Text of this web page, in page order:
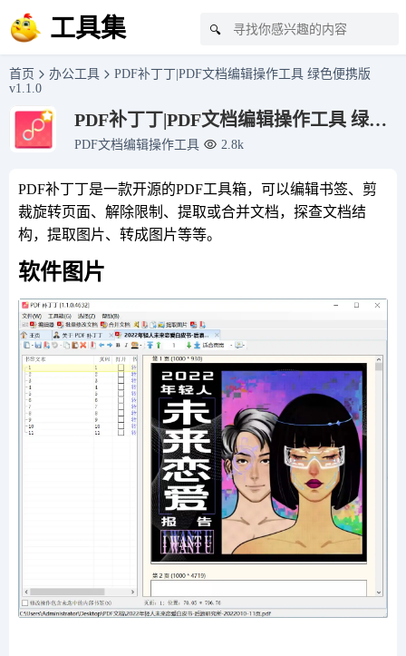
工具集 🔍
首页 办公工具
PDF补丁丁|PDF文档编辑操作工具 绿色便携版
v1.1.0
PDF补丁丁|PDF文档编辑操作工具 绿色
便携版 v1.1.0
PDF文档编辑操作工具 2.8k
PDF补丁丁是一款开源的PDF工具箱，可以编辑书签、剪
裁旋转页面、解除限制、提取或合并文档，探查文档结
构，提取图片、转成图片等等。
软件图片